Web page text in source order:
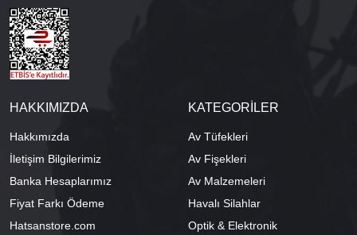
HAKKIMIZDA
Hakkımızda
İletişim Bilgilerimiz
Banka Hesaplarımız
Fiyat Farkı Ödeme
Hatsanstore.com
KATEGORİLER
Av Tüfekleri
Av Fişekleri
Av Malzemeleri
Havalı Silahlar
Optik & Elektronik